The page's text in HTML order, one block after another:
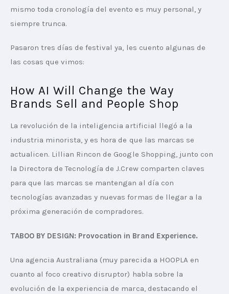
mismo toda cronología del evento es muy personal, y
siempre trunca.
Pasaron tres días de festival ya, les cuento algunas de
las cosas que vimos:
How AI Will Change the Way
Brands Sell and People Shop
La revolución de la inteligencia artificial llegó a la
industria minorista, y es hora de que las marcas se
actualicen. Lillian Rincon de Google Shopping, junto con
la Directora de Tecnología de J.Crew comparten claves
para que las marcas se mantengan al día con
tecnologías avanzadas y nuevas formas de llegar a la
próxima generación de compradores.
TABOO BY DESIGN: Provocation in Brand Experience.
Una agencia Australiana (muy parecida a HOOPLA en
cuanto al foco creativo disruptor) habla sobre la
evolución de la experiencia de marca, destacando el